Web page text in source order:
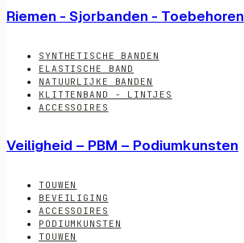
Riemen - Sjorbanden - Toebehoren
SYNTHETISCHE BANDEN
ELASTISCHE BAND
NATUURLIJKE BANDEN
KLITTENBAND - LINTJES
ACCESSOIRES
Veiligheid – PBM – Podiumkunsten
TOUWEN
BEVEILIGING
ACCESSOIRES
PODIUMKUNSTEN
TOUWEN